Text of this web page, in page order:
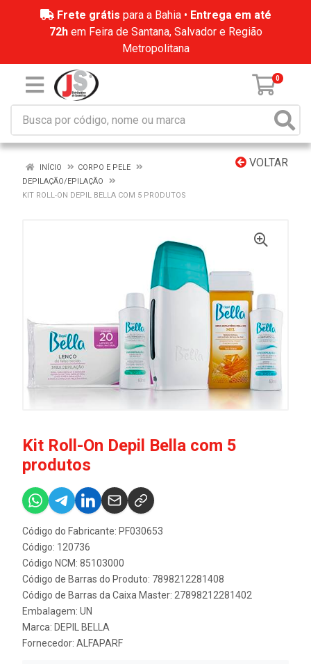
Frete grátis para a Bahia • Entrega em até
72hem Feira de Santana, Salvador e Região
Metropolitana
0
VOLTAR
INÍCIO
CORPO E PELE
DEPILAÇÃO/EPILAÇÃO
KIT ROLL-ON DEPIL BELLA COM 5 PRODUTOS
Kit Roll-On Depil Bella com 5
produtos
Código do Fabricante: PF030653
Código: 120736
Código NCM: 85103000
Código de Barras do Produto: 7898212281408
Código de Barras da Caixa Master: 27898212281402
Embalagem: UN
Marca: DEPIL BELLA
Fornecedor: ALFAPARF